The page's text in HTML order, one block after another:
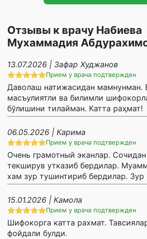
Отзывы к врачу Набиева
Мухаммадия
13.07.2026 | Зафар Худжанов
Прием у врача подтвержден
Даволаш натижасидан мамнунман.
масъулиятли ва билимли
бўлишини тилайман. Катта раҳмат!
06.05.2026 | Карима
Прием у врача подтвержден
Очень грамотный эканлар. Сочидан
текширув утказиб бердилар.
хам зур тушинтириб бердилар. Зур
15.01.2026 | Камола
Прием у врача подтвержден
Шифокорга катта рахмат.
фойдали булди.